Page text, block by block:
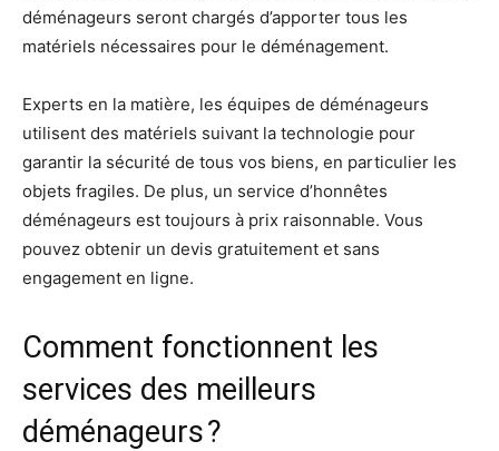
déménageurs seront chargés d’apporter tous les
matériels nécessaires pour le déménagement.
Experts en la matière, les équipes de déménageurs
utilisent des matériels suivant la technologie pour
garantir la sécurité de tous vos biens, en particulier les
objets fragiles. De plus, un service d’honnêtes
déménageurs est toujours à prix raisonnable. Vous
pouvez obtenir un devis gratuitement et sans
engagement en ligne.
Comment fonctionnent les
services des meilleurs
déménageurs ?